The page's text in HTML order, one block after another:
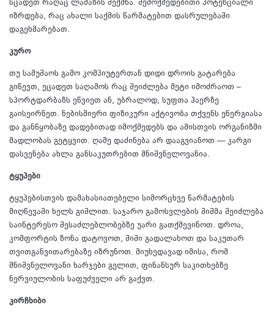
სცადეთ რაღაც ლამაზის შექმნა. შემოქმედებითი პოტენციალი
იზრდება, რაც ახალი საქმის წარმატებით დასრულებაში
დაგეხმარებათ.
კურო
თუ სამუშაოს გამო კომპიუტერთან დიდი დროის გატარება
გიწევთ, ეცადეთ საღამოს რაც შეიძლება მეტი იმოძრაოთ –
სპორტდარბაზს ეწვიეთ ან, უბრალოდ, სუფთა ჰაერზე
გაისეირნეთ. ნებისმიერი ფიზიკური აქტივობა თქვენს ენერგიასა
და განწყობაზე დადებითად იმოქმედებს და ამისთვის ორგანიზმი
მადლობას გეტყვით. ღამე დაძინება არ დააგვიანოთ — კარგი
დასვენება ახლა განსაკუთრებით მნიშვნელოვანია.
ტყუპები
ტყუპებისთვის დამახასიათებელი სიმორცხვე წარმატების
მიღწევაში ხელს გიშლით. საჯარო გამოსვლების შიშმა შეიძლება
საინტერესო შესაძლებლობებზე უარი გათქმევინოთ. დროა,
კომფორტის ზონა დატოვოთ, შიში გადალახოთ და საკუთარ
თვითგანვითარებაზე იზრუნოთ. მიუხედავად იმისა, რომ
მნიშვნელოვანი ხარჯები გელით, ფინანსურ საკითხებზე
ნერვიულობის საფუძველი არ გაქვთ.
კირჩხიბი